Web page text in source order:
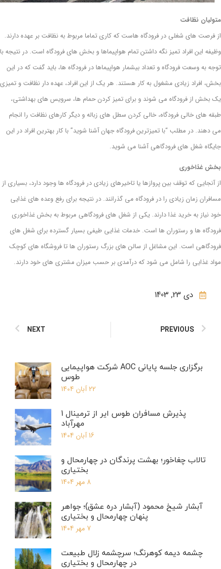
متولیان نظافت
از فرصت های شغلی در فرودگاه هاست که کاری تماما مربوط به نظافت بر عهده دارند.
وظیفه این افراد تمیز نگه داشتن تمام هواپیماها و بخش های فرودگاه است. در نتیجه با
توجه به وسعت فرودگاه و تعداد بیشمار هواپیماها در فرودگاه ها، باید گفت که در این
بخش، افراد زیادی مشغول به کار هستند. هر یک از این افراد، عهده دار نظافت و تمیزی
یک بخش از فرودگاه می شوند و برای تمیز کردن حمام ها، سرویس های بهداشتی،
طبقه های خالی فرودگاه، خالی کردن سطل های زباله و دیگر کارهای نظافت را انجام
می دهند. در مطلب “با تمیزترین فرودگاه جهان آشنا شوید” با کار بهترین افراد در این
جایگاه شغل های فرودگاهی آشنا می شوید.
بخش غذاخوری
از آنجایی که توقف بین پروازها یا تاخیرهای زیادی در فرودگاه ها وجود دارد، بسیاری از
مسافران زمان زیادی را در فرودگاه می گذرانند. در نتیجه برای رفع وعده های غذایی
خود نیاز به خرید غذا دارند. یکی از شغل های فرودگاهی مربوط به بخش غذاخوری
فرودگاه ها و رستوران ها است. خدمات غذایی طیفی بسیار گسترده برای شغل های
فرودگاهی است. این مشاغل از سالن های بزرگ رستوران ها تا فروشگاه های کوچک
مواد غذایی را شامل می شود که درآمدی بر حسب میزان مشتری های خود دارند.
دی 23, 1403
PREVIOUS
NEXT
برگزاری جلسه پایانی AOC شرکت هواپیمایی
طوس
22 آبان 1404
پذیرش مسافران طوس ایر از ترمینال 1
مهرآباد
16 آبان 1404
تالاب چغاخور؛ بهشت پرندگان در چهارمحال و
بختیاری
8 مهر 1404
آبشار شیخ محمود (آبشار دره عشق)؛ جواهر
پنهان چهارمحال و بختیاری
7 مهر 1404
چشمه دیمه کوهرنگ؛ سرچشمه زلال طبیعت
در چهارمحال و بختیاری